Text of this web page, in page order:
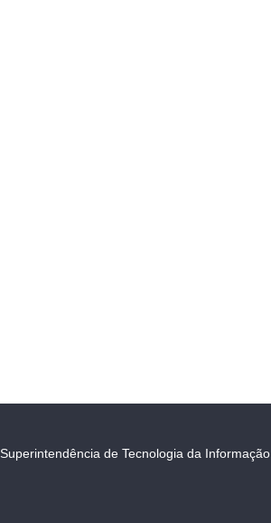
Superintendência de Tecnologia da Informação